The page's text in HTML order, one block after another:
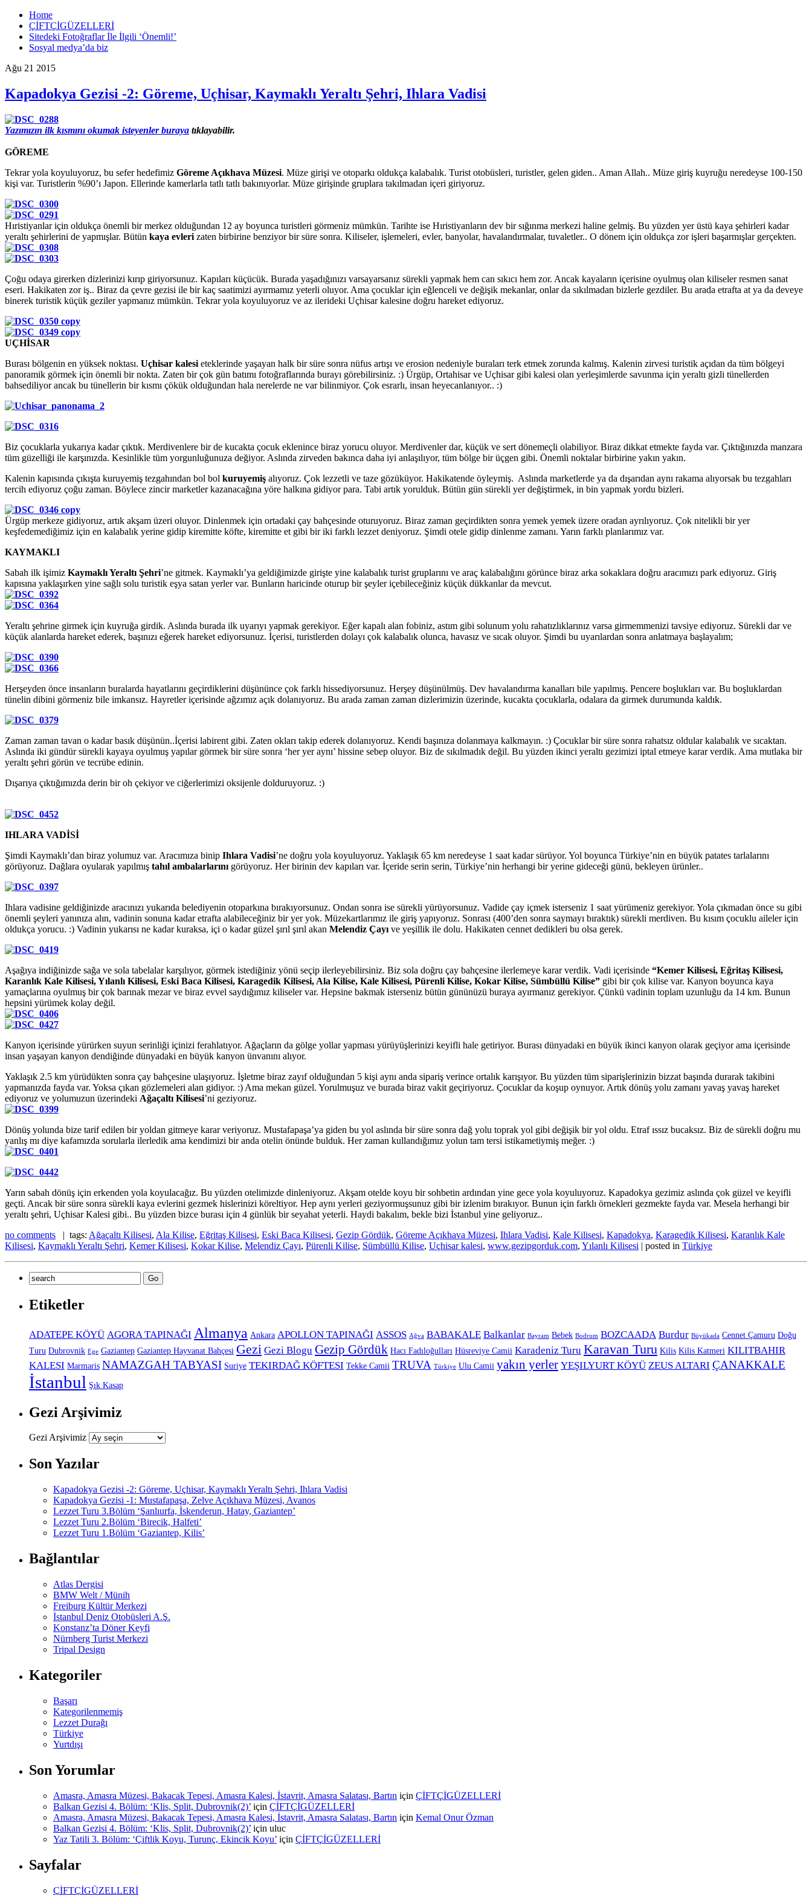
Home
ÇİFTÇİGÜZELLERİ
Sitedeki Fotoğraflar İle İlgili ‘Önemli!’
Sosyal medya’da biz
Ağu 21 2015
Kapadokya Gezisi -2: Göreme, Uçhisar, Kaymaklı Yeraltı Şehri, Ihlara Vadisi
Yazımızın ilk kısmını okumak isteyenlerburaya tıklayabilir.
GÖREME
Tekrar yola koyuluyoruz, bu sefer hedefimiz Göreme Açıkhava Müzesi. Müze girişi ve otoparkı oldukça kalabalık. Turist otobüsleri, turistler, gelen giden.. Aman Allah.. Müze giriş kuyruğu neredeyse 100-150
kişi var. Turistlerin %90’ı Japon. Ellerinde kamerlarla tatlı tatlı bakınıyorlar. Müze girişinde gruplara takılmadan içeri giriyoruz.
Hıristiyanlar için oldukça önemli bir merkez olduğundan 12 ay boyunca turistleri görmeniz mümkün. Tarihte ise Hıristiyanların dev bir sığınma merkezi haline gelmiş. Bu yüzden yer üstü kaya şehirleri kadar
yeraltı şehirlerini de yapmışlar. Bütün kaya evleri zaten birbirine benziyor bir süre sonra. Kiliseler, işlemeleri, evler, banyolar, havalandırmalar, tuvaletler.. O dönem için oldukça zor işleri başarmışlar gerçekten.
Çoğu odaya girerken dizlerinizi kırıp giriyorsunuz. Kapıları küçücük. Burada yaşadığınızı varsayarsanız sürekli yapmak hem can sıkıcı hem zor. Ancak kayaların içerisine oyulmuş olan kiliseler resmen sanat
eseri. Hakikaten zor iş.. Biraz da çevre gezisi ile bir kaç saatimizi ayırmamız yeterli oluyor. Ama çocuklar için eğlenceli ve değişik mekanlar, onlar da sıkılmadan bizlerle gezdiler. Bu arada etrafta at ya da deveye
binerek turistik küçük geziler yapmanız mümkün. Tekrar yola koyuluyoruz ve az ilerideki Uçhisar kalesine doğru hareket ediyoruz.
UÇHİSAR
Burası bölgenin en yüksek noktası. Uçhisar kalesi eteklerinde yaşayan halk bir süre sonra nüfus artışı ve erosion nedeniyle buraları terk etmek zorunda kalmış. Kalenin zirvesi turistik açıdan da tüm bölgeyi
panoramik görmek için önemli bir nokta. Zaten bir çok gün batımı fotoğraflarında burayı görebilirsiniz. :) Ürgüp, Ortahisar ve Uçhisar gibi kalesi olan yerleşimlerde savunma için yeraltı gizli tünellerden
bahsediliyor ancak bu tünellerin bir kısmı çökük olduğundan hala nerelerde ne var bilinmiyor. Çok esrarlı, insan heyecanlanıyor.. :)
Biz çocuklarla yukarıya kadar çıktık. Merdivenlere bir de kucakta çocuk eklenince biraz yorucu oluyor. Merdivenler dar, küçük ve sert dönemeçli olabiliyor. Biraz dikkat etmekte fayda var. Çıktığınızda manzara
tüm güzelliği ile karşınızda. Kesinlikle tüm yorgunluğunuza değiyor. Aslında zirveden bakınca daha iyi anlaşılıyor, tüm bölge bir üçgen gibi. Önemli noktalar birbirine yakın yakın.
Kalenin kapısında çıkışta kuruyemiş tezgahından bol bol kuruyemiş alıyoruz. Çok lezzetli ve taze gözüküyor. Hakikatende öyleymiş. Aslında marketlerde ya da dışarıdan aynı rakama alıyorsak bu tezgahları
tercih ediyoruz çoğu zaman. Böylece zincir marketler kazanacağına yöre halkına gidiyor para. Tabi artık yorulduk. Bütün gün sürekli yer değiştirmek, in bin yapmak yordu bizleri.
Ürgüp merkeze gidiyoruz, artık akşam üzeri oluyor. Dinlenmek için ortadaki çay bahçesinde oturuyoruz. Biraz zaman geçirdikten sonra yemek yemek üzere oradan ayrılıyoruz. Çok nitelikli bir yer
keşfedemediğimiz için en kalabalık yerine gidip kiremitte köfte, kiremitte et gibi bir iki farklı lezzet deniyoruz. Şimdi otele gidip dinlenme zamanı. Yarın farklı planlarımız var.
KAYMAKLI
Sabah ilk işimiz Kaymaklı Yeraltı Şehri’ne gitmek. Kaymaklı’ya geldiğimizde girişte yine kalabalık turist gruplarını ve araç kalabalığını görünce biraz arka sokaklara doğru aracımızı park ediyoruz. Giriş
kapısına yaklaşırken yine sağlı solu turistik eşya satan yerler var. Bunların haricinde oturup bir şeyler içebileceğiniz küçük dükkanlar da mevcut.
Yeraltı şehrine girmek için kuyruğa girdik. Aslında burada ilk uyarıyı yapmak gerekiyor. Eğer kapalı alan fobiniz, astım gibi solunum yolu rahatızlıklarınız varsa girmemmenizi tavsiye ediyoruz. Sürekli dar ve
küçük alanlarda hareket ederek, başınızı eğerek hareket ediyorsunuz. İçerisi, turistlerden dolayı çok kalabalık olunca, havasız ve sıcak oluyor. Şimdi bu uyarılardan sonra anlatmaya başlayalım;
Herşeyden önce insanların buralarda hayatlarını geçirdiklerini düşününce çok farklı hissediyorsunuz. Herşey düşünülmüş. Dev havalandırma kanalları bile yapılmış. Pencere boşlukları var. Bu boşluklardan
tünelin dibini görmeniz bile imkansız. Hayretler içerisinde ağzımız açık dolanıyoruz. Bu arada zaman zaman dizlerimizin üzerinde, kucakta çocuklarla, odalara da girmek durumunda kaldık.
Zaman zaman tavan o kadar basık düşünün..İçerisi labirent gibi. Zaten okları takip ederek dolanıyoruz. Kendi başınıza dolanmaya kalkmayın. :) Çocuklar bir süre sonra rahatsız oldular kalabalık ve sıcaktan.
Aslında iki gündür sürekli kayaya oyulmuş yapılar görmek bir süre sonra ‘her yer aynı’ hissine sebep oluyor. Biz de sıkılmadık değil. Bu yüzden ikinci yeraltı gezimizi iptal etmeye karar verdik. Ama mutlaka bir
yeraltı şehri görün ve tecrübe edinin.
Dışarıya çıktığımızda derin bir oh çekiyor ve ciğerlerimizi oksijenle dolduruyoruz. :)
IHLARA VADİSİ
Şimdi Kaymaklı’dan biraz yolumuz var. Aracımıza binip Ihlara Vadisi’ne doğru yola koyuluyoruz. Yaklaşık 65 km neredeyse 1 saat kadar sürüyor. Yol boyunca Türkiye’nin en büyük patates tarlalarını
görüyoruz. Dağlara oyularak yapılmış tahıl ambalarlarını görüyoruz. Her birinin dev kapıları var. İçeride serin serin, Türkiye’nin herhangi bir yerine gideceği günü, bekleyen ürünler..
Ihlara vadisine geldiğinizde aracınızı yukarıda belediyenin otoparkına bırakıyorsunuz. Ondan sonra ise sürekli yürüyorsunuz. Vadide çay içmek isterseniz 1 saat yürümeniz gerekiyor. Yola çıkmadan önce su gibi
önemli şeyleri yanınıza alın, vadinin sonuna kadar etrafta alabileceğiniz bir yer yok. Müzekartlarımız ile giriş yapıyoruz. Sonrası (400’den sonra saymayı bıraktık) sürekli merdiven. Bu kısım çocuklu aileler için
oldukça yorucu. :) Vadinin yukarısı ne kadar kuraksa, içi o kadar güzel şırıl şırıl akan Melendiz Çayı ve yeşillik ile dolu. Hakikaten cennet dedikleri bu olsa gerek.
Aşağıya indiğinizde sağa ve sola tabelalar karşılıyor, görmek istediğiniz yönü seçip ilerleyebilirsiniz. Biz sola doğru çay bahçesine ilerlemeye karar verdik. Vadi içerisinde “Kemer Kilisesi, Eğritaş Kilisesi,
Karanlık Kale Kilisesi, Yılanlı Kilisesi, Eski Baca Kilisesi, Karagedik Kilisesi, Ala Kilise, Kale Kilisesi, Pürenli Kilise, Kokar Kilise, Sümbüllü Kilise” gibi bir çok kilise var. Kanyon boyunca kaya
yamaçlarına oyulmuş bir çok barınak mezar ve biraz evvel saydığımız kiliseler var. Hepsine bakmak isterseniz bütün gününüzü buraya ayırmanız gerekiyor. Çünkü vadinin toplam uzunluğu da 14 km. Bunun
hepsini yürümek kolay değil.
Kanyon içerisinde yürürken suyun serinliği içinizi ferahlatıyor. Ağaçların da gölge yollar yapması yürüyüşlerinizi keyifli hale getiriyor. Burası dünyadaki en büyük ikinci kanyon olarak geçiyor ama içerisinde
insan yaşayan kanyon dendiğinde dünyadaki en büyük kanyon ünvanını alıyor.
Yaklaşık 2.5 km yürüdükten sonra çay bahçesine ulaşıyoruz. İşletme biraz zayıf olduğundan 5 kişi aynı anda sipariş verince ortalık karışıyor. Bu yüzden tüm siparişlerinizin bizzat başında durarak takibini
yapmanızda fayda var. Yoksa çıkan gözlemeleri alan gidiyor. :) Ama mekan güzel. Yorulmuşuz ve burada biraz vakit geçiriyoruz. Çocuklar da koşup oynuyor. Artık dönüş yolu zamanı yavaş yavaş hareket
ediyoruz ve yolumuzun üzerindeki Ağaçaltı Kilisesi’ni geziyoruz.
Dönüş yolunda bize tarif edilen bir yoldan gitmeye karar veriyoruz. Mustafapaşa’ya giden bu yol aslında bir süre sonra dağ yolu toprak yol gibi değişik bir yol oldu. Etraf ıssız bucaksız. Biz de sürekli doğru mu
yanlış mı diye kafamızda sorularla ilerledik ama kendimizi bir anda otelin önünde bulduk. Her zaman kullandığımız yolun tam tersi istikametiymiş meğer. :)
Yarın sabah dönüş için erkenden yola koyulacağız. Bu yüzden otelimizde dinleniyoruz. Akşam otelde koyu bir sohbetin ardından yine gece yola koyuluyoruz. Kapadokya gezimiz aslında çok güzel ve keyifli
geçti. Ancak bir süre sonra sürekli kaya evlerini gezmek hislerinizi köreltiyor. Hep aynı yerleri geziyormuşsunuz gibi bir izlenim bırakıyor. Bunun için farklı örnekleri gezmekte fayda var. Mesela herhangi bir
yeraltı şehri, Uçhisar Kalesi gibi.. Bu yüzden bizce burası için 4 günlük bir seyahat yeterli. Haydi bakalım, bekle bizi İstanbul yine geliyoruz..
no comments | tags: Ağaçaltı Kilisesi, Ala Kilise, Eğritaş Kilisesi, Eski Baca Kilisesi, Gezip Gördük, Göreme Açıkhava Müzesi, Ihlara Vadisi, Kale Kilisesi, Kapadokya, Karagedik Kilisesi, Karanlık Kale
Kilisesi, Kaymaklı Yeraltı Şehri, Kemer Kilisesi, Kokar Kilise, Melendiz Çayı, Pürenli Kilise, Sümbüllü Kilise, Uçhisar kalesi, www.gezipgorduk.com, Yılanlı Kilisesi | posted in Türkiye
Etiketler
ADATEPE KÖYÜ AGORA TAPINAĞI Almanya Ankara APOLLON TAPINAĞI ASSOS Ağva BABAKALE Balkanlar Bayram Bebek Bodrum BOZCAADA Burdur Büyükada Cennet Çamuru Doğu
Turu Dubrovnik Ege Gaziantep Gaziantep Hayvanat Bahçesi Gezi Gezi Blogu Gezip Gördük Hacı Fadıloğulları Hüsreviye Camii Karadeniz Turu Karavan Turu Kilis Kilis Katmeri KILITBAHIR
KALESI Marmaris NAMAZGAH TABYASI Suriye TEKIRDAĞ KÖFTESI Tekke Camii TRUVA Türkiye Ulu Camii yakın yerler YEŞILYURT KÖYÜ ZEUS ALTARI ÇANAKKALE
İstanbul Şık Kasap
Gezi Arşivimiz
Gezi Arşivimiz
Son Yazılar
Kapadokya Gezisi -2: Göreme, Uçhisar, Kaymaklı Yeraltı Şehri, Ihlara Vadisi
Kapadokya Gezisi -1: Mustafapaşa, Zelve Açıkhava Müzesi, Avanos
Lezzet Turu 3.Bölüm ‘Şanlıurfa, İskenderun, Hatay, Gaziantep’
Lezzet Turu 2.Bölüm ‘Birecik, Halfeti’
Lezzet Turu 1.Bölüm ‘Gaziantep, Kilis’
Bağlantılar
Atlas Dergisi
BMW Welt / Münih
Freiburg Kültür Merkezi
İstanbul Deniz Otobüsleri A.Ş.
Konstanz’ta Döner Keyfi
Nürnberg Turist Merkezi
Tripal Design
Kategoriler
Başarı
Kategorilenmemiş
Lezzet Durağı
Türkiye
Yurtdışı
Son Yorumlar
Amasra, Amasra Müzesi, Bakacak Tepesi, Amasra Kalesi, İstavrit, Amasra Salatası, Bartın için ÇİFTÇİGÜZELLERİ
Balkan Gezisi 4. Bölüm: ‘Klis, Split, Dubrovnik(2)’ için ÇİFTÇİGÜZELLERİ
Amasra, Amasra Müzesi, Bakacak Tepesi, Amasra Kalesi, İstavrit, Amasra Salatası, Bartın için Kemal Onur Özman
Balkan Gezisi 4. Bölüm: ‘Klis, Split, Dubrovnik(2)’ için uluc
Yaz Tatili 3. Bölüm: ‘Çiftlik Koyu, Turunç, Ekincik Koyu’ için ÇİFTÇİGÜZELLERİ
Sayfalar
ÇİFTÇİGÜZELLERİ